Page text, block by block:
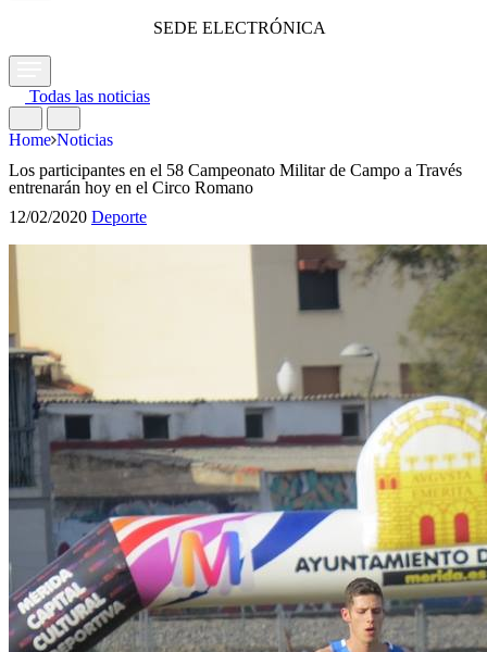
SEDE ELECTRÓNICA
Todas las noticias
Home Noticias
Los participantes en el 58 Campeonato Militar de Campo a Través
entrenarán hoy en el Circo Romano
12/02/2020 Deporte